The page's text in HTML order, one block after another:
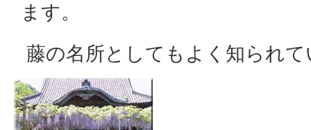
ます。
藤の名所としてもよく知られ